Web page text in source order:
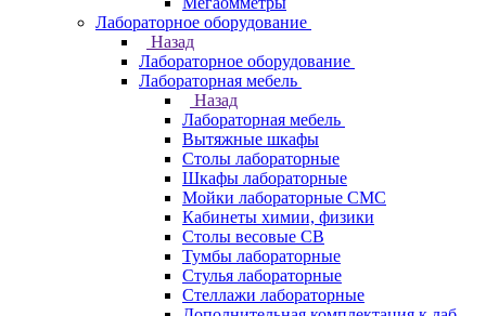
Лабораторное оборудование
Назад
Лабораторное оборудование
Лабораторная мебель
Назад
Лабораторная мебель
Вытяжные шкафы
Столы лабораторные
Шкафы лабораторные
Мойки лабораторные СМС
Кабинеты химии, физики
Столы весовые СВ
Тумбы лабораторные
Стулья лабораторные
Стеллажи лабораторные